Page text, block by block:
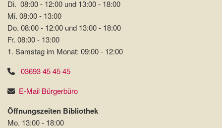
Di. 08:00 - 12:00 und 13:00 - 18:00
Mi. 08:00 - 13:00
Do. 08:00 - 12:00 und 13:00 - 18:00
Fr. 08:00 - 13:00
1. Samstag im Monat: 09:00 - 12:00
03693 45 45 45
E-Mail Bürgerbüro
Öffnungszeiten Bibliothek
Mo. 13:00 - 18:00